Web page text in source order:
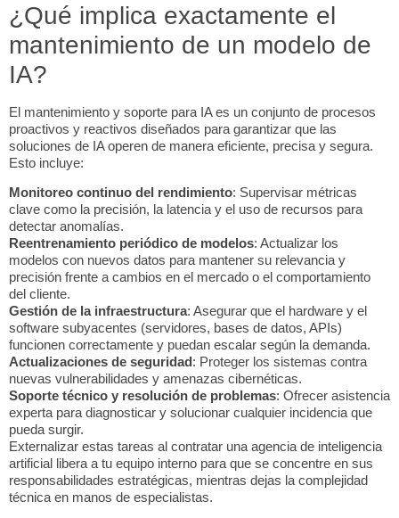
¿Qué implica exactamente el
mantenimiento de un modelo de
IA?
El mantenimiento y soporte para IA es un conjunto de procesos
proactivos y reactivos diseñados para garantizar que las
soluciones de IA operen de manera eficiente, precisa y segura.
Esto incluye:
Monitoreo continuo del rendimiento: Supervisar métricas
clave como la precisión, la latencia y el uso de recursos para
detectar anomalías.
Reentrenamiento periódico de modelos: Actualizar los
modelos con nuevos datos para mantener su relevancia y
precisión frente a cambios en el mercado o el comportamiento
del cliente.
Gestión de la infraestructura: Asegurar que el hardware y el
software subyacentes (servidores, bases de datos, APIs)
funcionen correctamente y puedan escalar según la demanda.
Actualizaciones de seguridad: Proteger los sistemas contra
nuevas vulnerabilidades y amenazas cibernéticas.
Soporte técnico y resolución de problemas: Ofrecer asistencia
experta para diagnosticar y solucionar cualquier incidencia que
pueda surgir.
Externalizar estas tareas al contratar una agencia de inteligencia
artificial libera a tu equipo interno para que se concentre en sus
responsabilidades estratégicas, mientras dejas la complejidad
técnica en manos de especialistas.